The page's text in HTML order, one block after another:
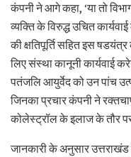
कंपनी ने आगे कहा, ‘या तो
व्यक्ति के विरुद्ध उचित
की क्षतिपूर्ति सहित इस
लिए संस्था कानूनी कार्यवाई
पतंजलि आयुर्वेद को उन पांच
जिनका प्रचार कंपनी ने
कोलेस्ट्रॉल के इलाज के तौर
जानकारी के अनुसार